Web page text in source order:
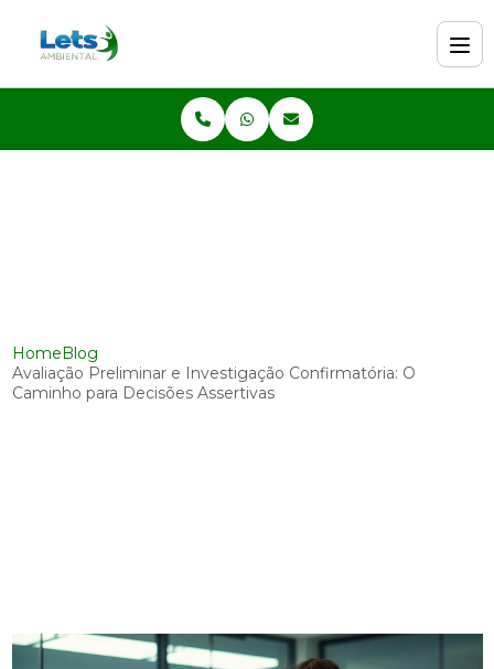
HomeBlog
Avaliação Preliminar e Investigação Confirmatória: O
Caminho para Decisões Assertivas